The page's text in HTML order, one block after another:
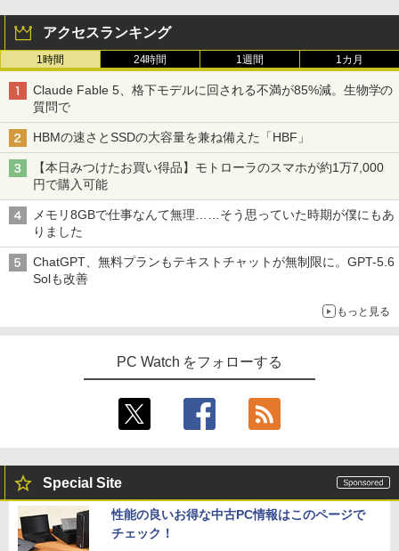
アクセスランキング
1時間 24時間 1週間 1カ月
Claude Fable 5、格下モデルに回される不満が85%減。生物学の
質問で
HBMの速さとSSDの大容量を兼ね備えた「HBF」
【本日みつけたお買い得品】モトローラのスマホが約1万7,000
円で購入可能
メモリ8GBで仕事なんて無理……そう思っていた時期が僕にもあ
りました
ChatGPT、無料プランもテキストチャットが無制限に。GPT-5.6
Solも改善
もっと見る
PC Watch をフォローする
Special Site
性能の良いお得な中古PC情報はこのページで
チェック！